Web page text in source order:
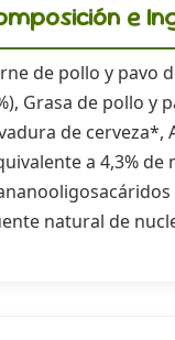
e
de pollo y pavo
Grasa de pollo y
de cerveza*,
a 4,3%
natural de